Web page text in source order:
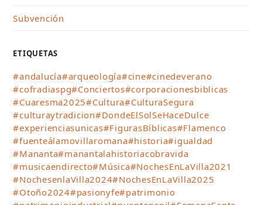
Subvención
ETIQUETAS
#andalucía#arqueología#cine#cinedeverano
#cofradiaspg#Conciertos#corporacionesbiblicas
#Cuaresma2025#Cultura#CulturaSegura
#culturaytradicion#DondeElSolSeHaceDulce
#experienciasunicas#FigurasBíblicas#Flamenco
#fuenteálamovillaromana#historia#igualdad
#Mananta#manantalahistoriacobravida
#musicaendirecto#Música#NochesEnLaVilla2021
#NochesenlaVilla2024#NochesEnLaVilla2025
#Otoño2024#pasionyfe#patrimonio